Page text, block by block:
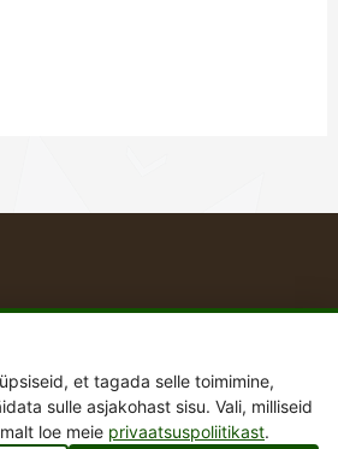
et tagada selle toimimine,
sulle asjakohast sisu. Vali, milliseid
loe meie privaatsuspoliitikast.